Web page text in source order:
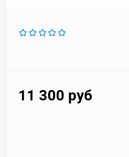
11 300 руб